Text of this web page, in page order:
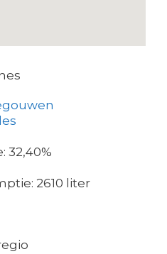
32,40%
2610 liter